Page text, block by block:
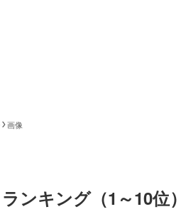
画像
ンキング（1～10位